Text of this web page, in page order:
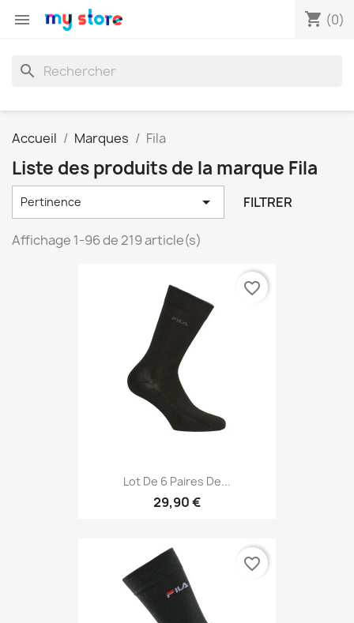
 shopping_cart (0)
search
Accueil Marques Fila
Liste des produits de la marque Fila
Pertinence  FILTRER
Affichage 1-96 de 219 article(s)
Lot De 6 Paires De...
29,90 €
favorite_border
favorite_border